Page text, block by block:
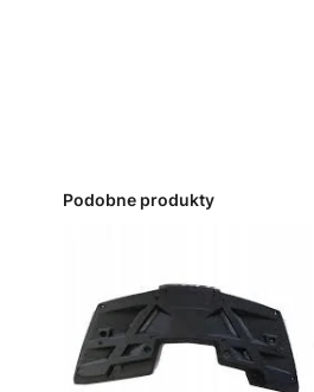
Podobne produkty